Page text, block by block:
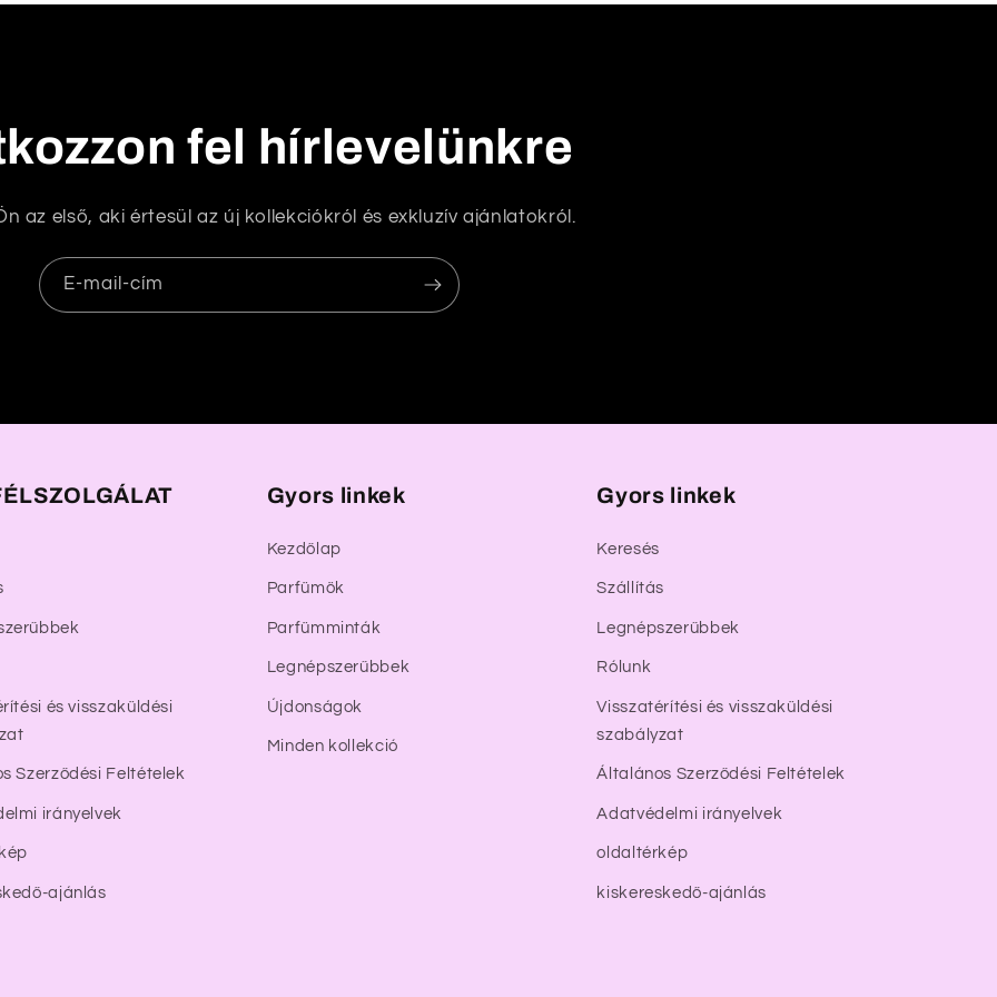
fel hírlevelünkre
az első, aki értesül az új kollekciókról és exkluzív ajánlatokról.
E-mail-cím
és visszaküldési
Szerződési Feltételek
irányelvek
ajánlás
Gyors linkek
Kezdőlap
Parfümök
Parfümminták
Legnépszerűbbek
Újdonságok
Minden kollekció
Gyors linkek
Keresés
Szállítás
Legnépszerűbbek
Rólunk
Visszatérítési és visszaküldési
szabályzat
Általános Szerződési Feltételek
Adatvédelmi irányelvek
oldaltérkép
kiskereskedő-ajánlás